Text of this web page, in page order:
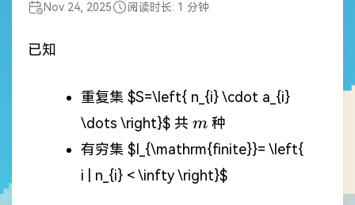
Nov 24, 2025 阅读时长: 1 分钟
已知
重复集 $S=\left{ n_{i} \cdot a_{i}
\dots \right}$ 共 m
m 种
有穷集 $I_{\mathrm{finite}}= \left{
i | n_{i} < \infty \right}$